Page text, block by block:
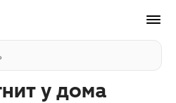
у дома